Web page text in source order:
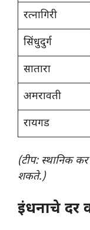
रत्नागिरी
सिंधुदुर्ग
सातारा
अमरावती
रायगड
(टीप: स्थानिक
शकते.)
इंधनाचे दर